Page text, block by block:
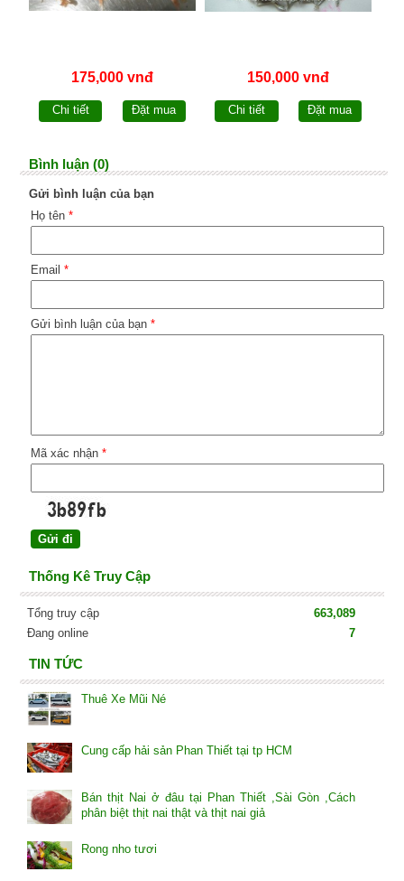
175,000 vnđ
Chi tiết Đặt mua
150,000 vnđ
Chi tiết Đặt mua
Bình luận (0)
Gửi bình luận của bạn
Họ tên *
Email *
Gửi bình luận của bạn *
Mã xác nhận *
Thống Kê Truy Cập
Tổng truy cập
663,089
Đang online
7
TIN TỨC
Thuê Xe Mũi Né
Cung cấp hải sản Phan Thiết tại tp HCM
Bán thịt Nai ở đâu tại Phan Thiết ,Sài Gòn ,Cách
phân biệt thịt nai thật và thịt nai giả
Rong nho tươi